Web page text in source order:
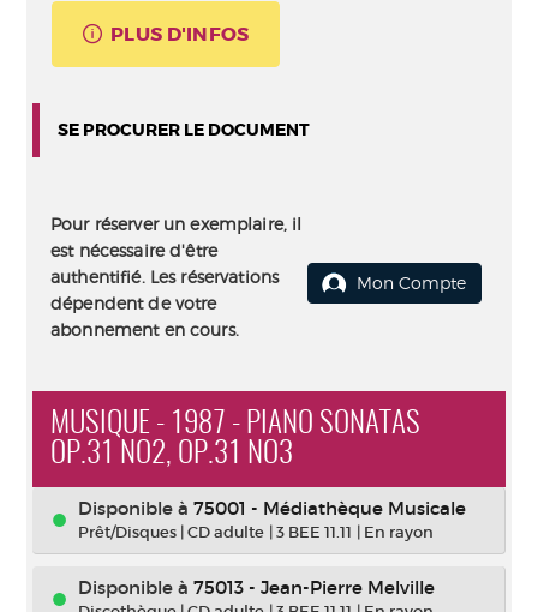
PLUS D'INFOS
SE PROCURER LE DOCUMENT
Pour réserver un exemplaire, il
est nécessaire d'être
authentifié. Les réservations
dépendent de votre
abonnement en cours.
Mon Compte
MUSIQUE - 1987 - PIANO SONATAS
OP.31 NO2, OP.31 NO3
Disponible à 75001 - Médiathèque Musicale
Prêt/Disques |CD adulte |3 BEE 11.11 | En rayon
Disponible à 75013 - Jean-Pierre Melville